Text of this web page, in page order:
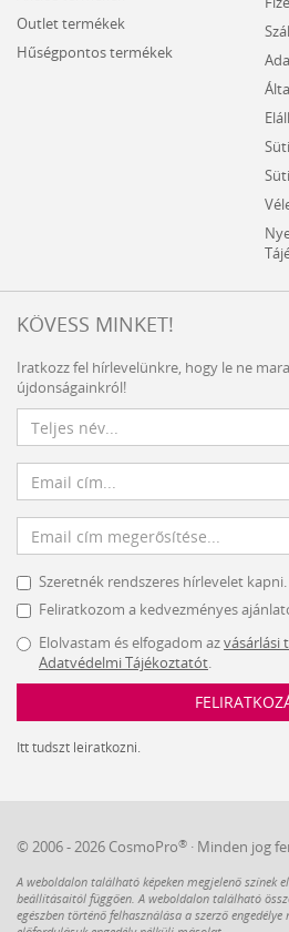
Outlet termékek
Hűségpontos termékek
KÖVESS MINKET!
Iratkozz fel hírlevelünkre, hogy le ne
újdonságainkról!
Szeretnék rendszeres hírlevelet kapni.
Feliratkozom a kedvezményes
Elolvastam és elfogadom azvásárlási
Adatvédelmi Tájékoztatót.
Itt tudszt leiratkozni.
© 2006 - 2026 CosmoPro® · Minden jog
A weboldalon található képeken megjelenő színek
beállításaitól függően. A weboldalon található
egészben történő felhasználása a szerző